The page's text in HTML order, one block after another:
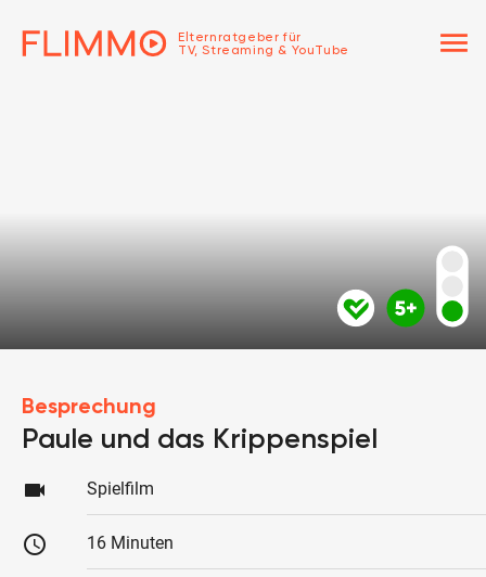
Elternratgeber für
TV, Streaming & YouTube
menu
Besprechung
Paule und das Krippenspiel
videocam Spielfilm
schedule 16 Minuten